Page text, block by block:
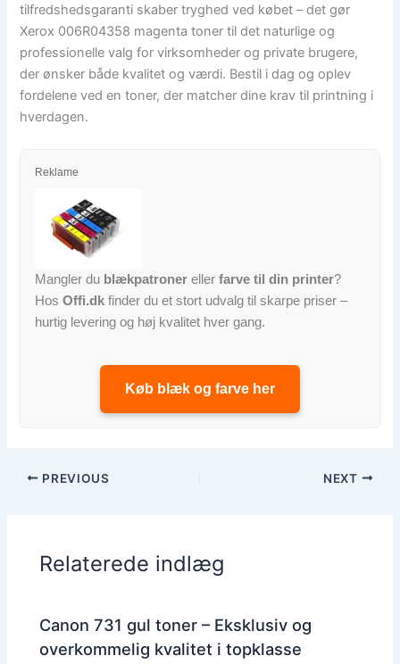
tilfredshedsgaranti skaber tryghed ved købet – det gør
Xerox 006R04358 magenta toner til det naturlige og
professionelle valg for virksomheder og private brugere,
der ønsker både kvalitet og værdi. Bestil i dag og oplev
fordelene ved en toner, der matcher dine krav til printning i
hverdagen.
Reklame
Mangler du blækpatroner ellerfarve til din printer?
HosOffi.dk finder du et stort udvalg til skarpe priser –
hurtig levering og høj kvalitet hver gang.
Køb blæk og farve her
PREVIOUS NEXT
Relaterede indlæg
Canon 731 gul toner – Eksklusiv og
overkommelig kvalitet i topklasse